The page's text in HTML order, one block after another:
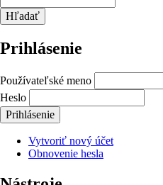
Prihlásenie
Používateľské meno
Heslo
Vytvoriť nový účet
Obnovenie hesla